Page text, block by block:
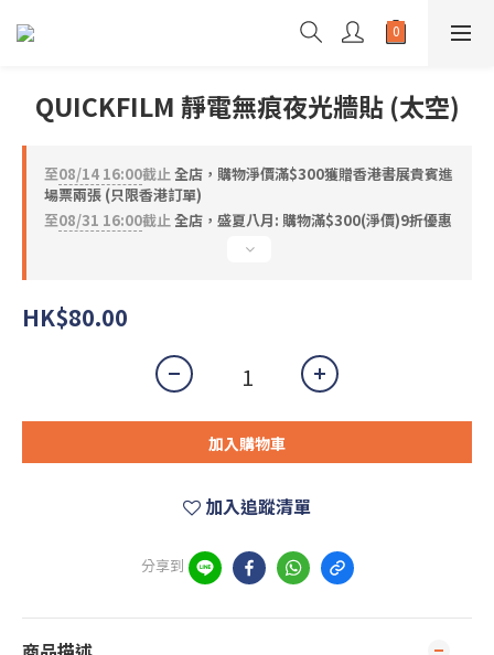
QUICKFILM 靜電無痕夜光牆貼 (太空)
至08/14 16:00截止全店，購物淨價滿$300獲贈香港書展貴賓進
場票兩張 (只限香港訂單)
至08/31 16:00截止全店，盛夏八月: 購物滿$300(淨價)9折優惠
HK$80.00
加入購物車
加入追蹤清單
分享到